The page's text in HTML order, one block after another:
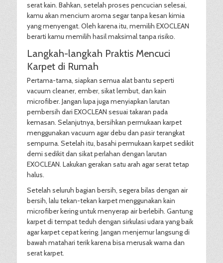
serat kain. Bahkan, setelah proses pencucian selesai,
kamu akan mencium aroma segar tanpa kesan kimia
yang menyengat. Oleh karena itu, memilih EXOCLEAN
berarti kamu memilih hasil maksimal tanpa risiko.
Langkah-langkah Praktis Mencuci
Karpet di Rumah
Pertama-tama, siapkan semua alat bantu seperti
vacuum cleaner, ember, sikat lembut, dan kain
microfiber. Jangan lupa juga menyiapkan larutan
pembersih dari EXOCLEAN sesuai takaran pada
kemasan. Selanjutnya, bersihkan permukaan karpet
menggunakan vacuum agar debu dan pasir terangkat
sempurna. Setelah itu, basahi permukaan karpet sedikit
demi sedikit dan sikat perlahan dengan larutan
EXOCLEAN. Lakukan gerakan satu arah agar serat tetap
halus.
Setelah seluruh bagian bersih, segera bilas dengan air
bersih, lalu tekan-tekan karpet menggunakan kain
microfiber kering untuk menyerap air berlebih. Gantung
karpet di tempat teduh dengan sirkulasi udara yang baik
agar karpet cepat kering. Jangan menjemur langsung di
bawah matahari terik karena bisa merusak warna dan
serat karpet.